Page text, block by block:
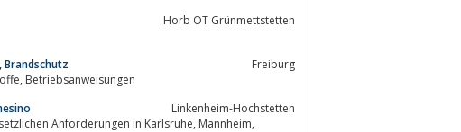
Horb OT Grünmettstetten
Freiburg
Beratung Sicherheitsfachkraft, Gefährdungsbeurteilungen, Gefahrstoffe, Betriebsanweisungen
Linkenheim-Hochstetten
Anforderungen in Karlsruhe, Mannheim,